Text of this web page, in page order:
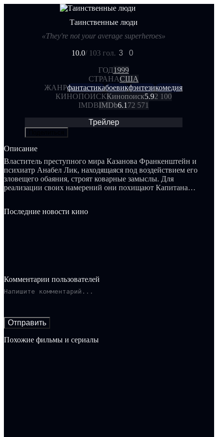
Таинственные люди
«They're not your average superheroes»
10.0/ 103 гол. 3 0
ГОД1999
СТРАНАСША
ЖАНРфантастикабоевикфэнтезикомедия
КИНОПОИСККинопоиск5.92 100
IMDBIMDb6.172 571
Трейлер
Описание
Властитель преступного мира Казанова Франкенштейн и
психиатр Анабел Лик, находящаяся под воздействием его
зловещего обаяния, строят коварные замыслы. Для
реализации своих намерений они похищают Капитана
лучшие его представители объединяются в крепкий союз, в
Последние новости кино
Комментарии пользователей
Отправить
Похожие фильмы и сериалы